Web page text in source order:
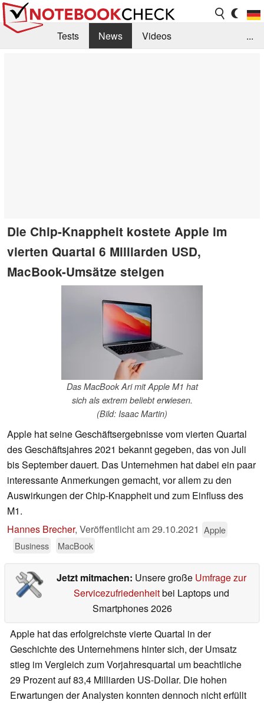
Tests News
Videos
...
Die Chip-Knappheit kostete Apple im
vierten Quartal 6 Milliarden USD,
MacBook-Umsätze steigen
Das MacBook Ari mit Apple M1 hat
sich als extrem beliebt erwiesen.
(Bild: Isaac Martin)
Apple hat seine Geschäftsergebnisse vom vierten Quartal
des Geschäftsjahres 2021 bekannt gegeben, das von Juli
bis September dauert. Das Unternehmen hat dabei ein paar
interessante Anmerkungen gemacht, vor allem zu den
Auswirkungen der Chip-Knappheit und zum Einfluss des
M1.
Hannes Brecher, Veröffentlicht am29.10.2021 Apple
Business
MacBook
Jetzt mitmachen: Unsere große Umfrage zur
Servicezufriedenheitbei Laptops und
Smartphones 2026
Apple hat das erfolgreichste vierte Quartal in der
Geschichte des Unternehmens hinter sich, der Umsatz
stieg im Vergleich zum Vorjahresquartal um beachtliche
29 Prozent auf 83,4 Milliarden US-Dollar. Die hohen
Erwartungen der Analysten konnten dennoch nicht erfüllt